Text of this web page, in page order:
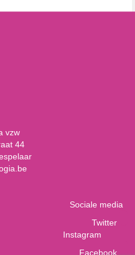
vzw
44
Sociale media
Twitter
Instagram
Facebook